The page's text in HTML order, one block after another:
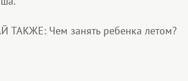
ТАКЖЕ: Чем занять ребенка летом?